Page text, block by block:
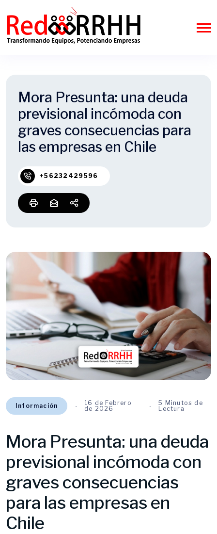
Mora Presunta: una deuda
previsional incómoda con
graves consecuencias para
las empresas en Chile
+56232429596
Información
16 de Febrero
de 2026
5 Minutos de
Lectura
Mora Presunta: una deuda
previsional incómoda con
graves consecuencias
para las empresas en
Chile